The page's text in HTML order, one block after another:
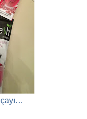
çayı…